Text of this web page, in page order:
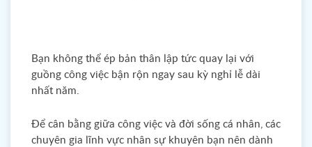
Bạn không thể ép bản thân lập tức quay lại với
guồng công việc bận rộn ngay sau kỳ nghỉ lễ dài
nhất năm.
Để cân bằng giữa công việc và đời sống cá nhân, các
chuyên gia lĩnh vực nhân sự khuyên bạn nên dành